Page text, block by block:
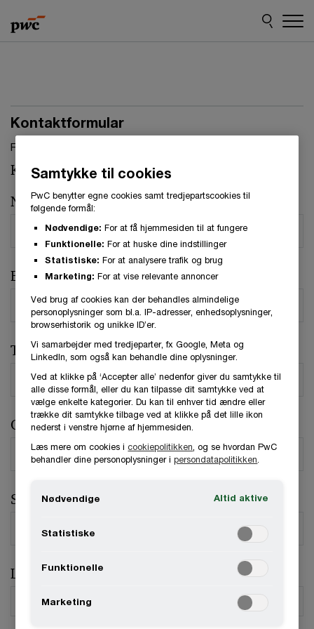
to
content
to
footer
Kontaktformular
Felter, markeret med stjerne, skal udfyldes.(
Kontaktperson:René Lykke Wethelund
Navn*
E-mail*
Telefonnummer
Organisation / Virksomhed
Stilling
Land *
Samtykke til cookies
PwC benytter egne cookies samt tredjepartscookies til
følgende formål:
Nødvendige: For at få hjemmesiden til at fungere
Funktionelle: For at huske dine indstillinger
Statistiske: For at analysere trafik og brug
Marketing: For at vise relevante annoncer
Ved brug af cookies kan der behandles almindelige
personoplysninger som bl.a. IP-adresser, enhedsoplysninger,
browserhistorik og unikke ID’er.
Vi samarbejder med tredjeparter, fx Google, Meta og
LinkedIn, som også kan behandle dine oplysninger.
Ved at klikke på ‘Accepter alle’ nedenfor giver du samtykke til
alle disse formål, eller du kan tilpasse dit samtykke ved at
vælge enkelte kategorier. Du kan til enhver tid ændre eller
trække dit samtykke tilbage ved at klikke på det lille ikon
nederst i venstre hjørne af hjemmesiden.
Læs mere om cookies icookiepolitikken , og se hvordan PwC
behandler dine personoplysninger ipersondatapolitikken
Nødvendige Altid aktive
Statistiske
Funktionelle
Marketing